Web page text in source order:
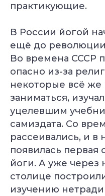
практикующие.
В России йогой
ещё до революции
Во времена СССР
опасно из-за
некоторые всё же
заниматься,
уцелевшим
самиздата. Со
рассеивались, и в
появилась первая
йоги. А уже через
столице
изучению